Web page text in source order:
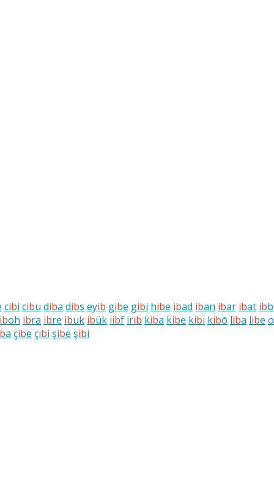
cibi cibu diba dibs eyib gibe gibi hibe ibad iban ibar ibat ib
iboh ibra ibre ibuk ibük iibf irib kiba kibe kibi kibō liba libe
a çibe çibi şibe şibi